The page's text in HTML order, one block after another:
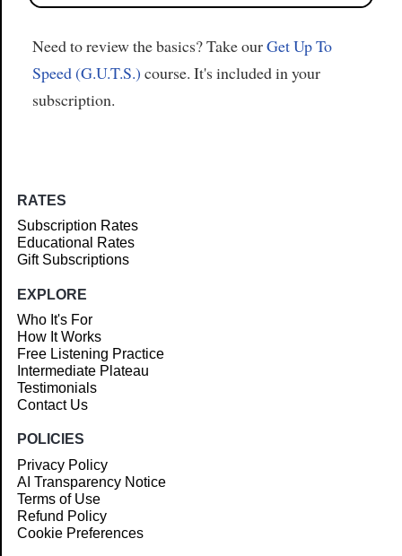
Need to review the basics? Take ourGet Up To
Speed (G.U.T.S.) course. It's included in your
subscription.
RATES
Subscription Rates
Educational Rates
Gift Subscriptions
EXPLORE
Who It's For
How It Works
Free Listening Practice
Intermediate Plateau
Testimonials
Contact Us
POLICIES
Privacy Policy
AI Transparency Notice
Terms of Use
Refund Policy
Cookie Preferences